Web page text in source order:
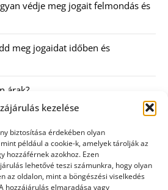
kezelése
biztosítása érdekében olyan
például a cookie-k, amelyek tárolják az
hozzáférnek azokhoz. Ezen
lehetővé teszi számunkra, hogy olyan
az oldalon, mint a böngészési viselkedés
hozzájárulás elmaradása vagy
védje meg jogait felmondás és
meg jogaidat időben és
árak?